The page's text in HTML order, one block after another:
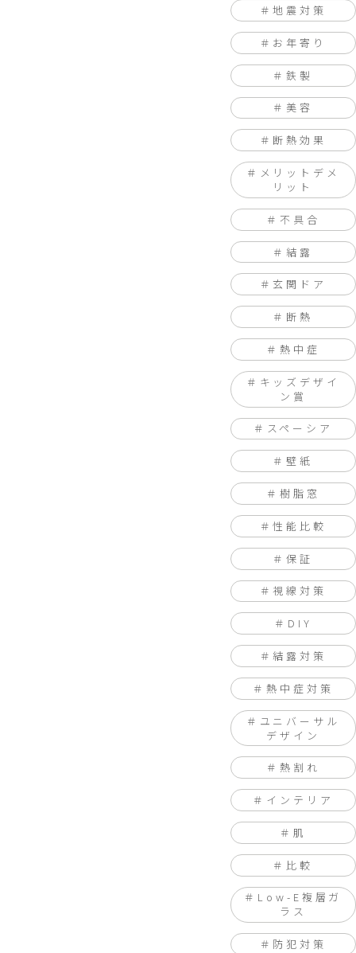
地震対策
お年寄り
鉄製
美容
断熱効果
メリットデメ
リット
不具合
結露
玄関ドア
断熱
熱中症
キッズデザイ
ン賞
スペーシア
壁紙
樹脂窓
性能比較
保証
視線対策
DIY
結露対策
熱中症対策
ユニバーサル
デザイン
熱割れ
インテリア
肌
比較
Low-E複層ガ
ラス
防犯対策